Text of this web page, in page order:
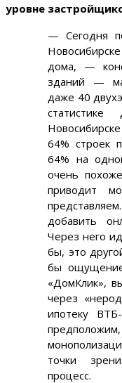
уровне
— Сегодня
дома, —
зданий —
даже 40
64% строек
64% на
очень
приводит
добавить
Через него
бы, это
бы
«ДомКлик»,
через
ипотеку
точки
процесс.